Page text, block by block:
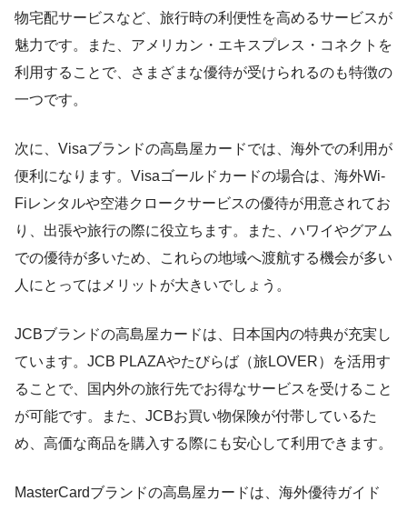
物宅配サービスなど、旅行時の利便性を高めるサービスが
魅力です。また、アメリカン・エキスプレス・コネクトを
利用することで、さまざまな優待が受けられるのも特徴の
一つです。
次に、Visaブランドの高島屋カードでは、海外での利用が
便利になります。Visaゴールドカードの場合は、海外Wi-
Fiレンタルや空港クロークサービスの優待が用意されてお
り、出張や旅行の際に役立ちます。また、ハワイやグアム
での優待が多いため、これらの地域へ渡航する機会が多い
人にとってはメリットが大きいでしょう。
JCBブランドの高島屋カードは、日本国内の特典が充実し
ています。JCB PLAZAやたびらば（旅LOVER）を活用す
ることで、国内外の旅行先でお得なサービスを受けること
が可能です。また、JCBお買い物保険が付帯しているた
め、高価な商品を購入する際にも安心して利用できます。
MasterCardブランドの高島屋カードは、海外優待ガイド